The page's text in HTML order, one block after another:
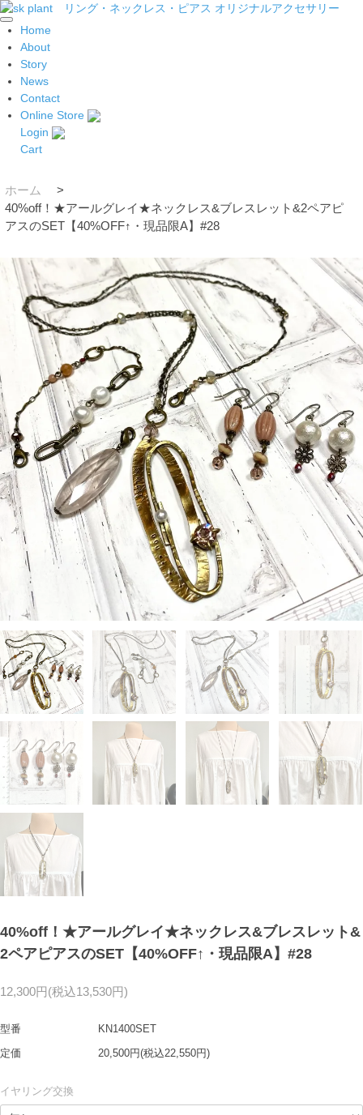
Home
About
Story
News
Contact
Online Store
Login
Cart
ホーム
>
40%off！★アールグレイ★ネックレス&ブレスレット&2ペアピ
アスのSET【40%OFF↑・現品限A】#28
40%off！★アールグレイ★ネックレス&ブレスレット&
2ペアピアスのSET【40%OFF↑・現品限A】#28
12,300円(税込13,530円)
型番
KN1400SET
定価
20,500円(税込22,550円)
イヤリング交換